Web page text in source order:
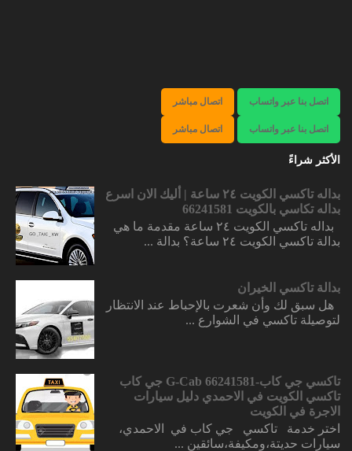
اتصل بنا عبر واتساب اتصال مباشر
اتصل بنا عبر واتساب اتصال مباشر
الأكثر شراءً
بداله تاكسي الكويت ٢٤ ساعة | أليك الان اسرع
بداله تكاسي بالكويت 66241581
بداله تاكسي الكويت ٢٤ ساعة مقدمة ما هي
بدالة تاكسي الكويت ٢٤ ساعة؟ بدالة ...
بدالة تاكسي الخيران
هل سبق لك وأن شعرت بالإحباط عند الانتظار
لتوصيلة تاكسي في الشوارع ...
تاكسي جي كاب-66241581 G-Cab جي كاب
تاكسي الكويت في الاحمدي دليل سيارات
الاجرة في الكويت
اختر خدمة تاكسي جي كاب في الاحمدي،
سيارات حديتة،ومكيفة،سائقين ...